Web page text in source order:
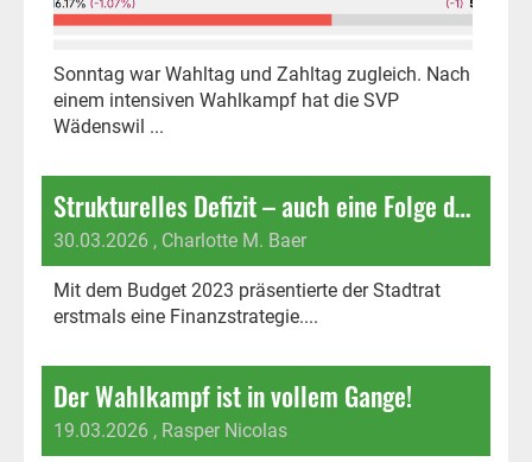
Sonntag war Wahltag und Zahltag zugleich. Nach
einem intensiven Wahlkampf hat die SVP
Wädenswil ...
Strukturelles Defizit – auch eine Folge des ungebremsten Bevölkerungswachstums
30.03.2026 , Charlotte M. Baer
Mit dem Budget 2023 präsentierte der Stadtrat
erstmals eine Finanzstrategie....
Der Wahlkampf ist in vollem Gange!
19.03.2026 , Rasper Nicolas